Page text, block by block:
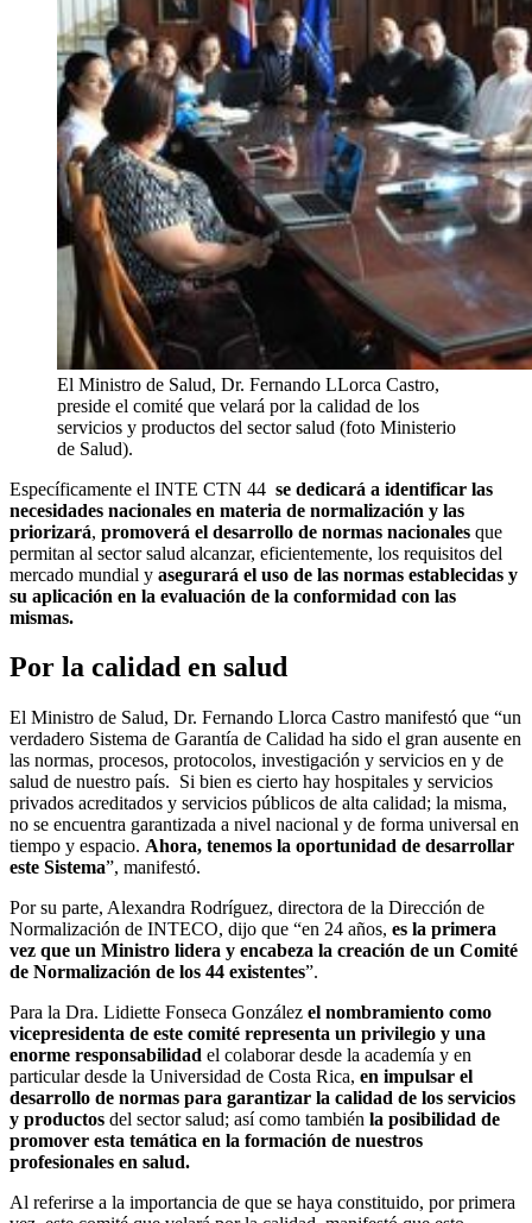
El Ministro de Salud, Dr. Fernando LLorca Castro,
preside el comité que velará por la calidad de los
servicios y productos del sector salud (foto Ministerio
de Salud).
Específicamente el INTE CTN 44 se dedicará a identificar las
necesidades nacionales en materia de normalización y las
priorizará, promoverá el desarrollo de normas nacionales que
permitan al sector salud alcanzar, eficientemente, los requisitos del
mercado mundial y asegurará el uso de las normas establecidas y
su aplicación en la evaluación de la conformidad con las
mismas.
Por la calidad en salud
El Ministro de Salud, Dr. Fernando Llorca Castro manifestó que “un
verdadero Sistema de Garantía de Calidad ha sido el gran ausente en
las normas, procesos, protocolos, investigación y servicios en y de
salud de nuestro país. Si bien es cierto hay hospitales y servicios
privados acreditados y servicios públicos de alta calidad; la misma,
no se encuentra garantizada a nivel nacional y de forma universal en
tiempo y espacio. Ahora, tenemos la oportunidad de desarrollar
este Sistema”, manifestó.
Por su parte, Alexandra Rodríguez, directora de la Dirección de
Normalización de INTECO, dijo que “en 24 años, es la primera
vez que un Ministro lidera y encabeza la creación de un Comité
de Normalización de los 44 existentes”.
Para la Dra. Lidiette Fonseca González el nombramiento como
vicepresidenta de este comité representa un privilegio y una
enorme responsabilidad el colaborar desde la academía y en
particular desde la Universidad de Costa Rica, en impulsar el
desarrollo de normas para garantizar la calidad de los servicios
y productos del sector salud; así como también la posibilidad de
promover esta temática en la formación de nuestros
profesionales en salud.
Al referirse a la importancia de que se haya constituido, por primera